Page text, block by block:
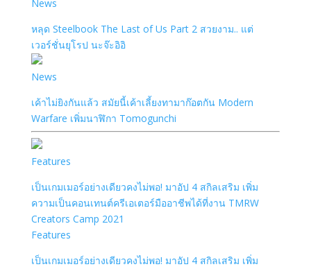
News
หลุด Steelbook The Last of Us Part 2 สวยงาม.. แต่
เวอร์ชั่นยุโรป นะจ๊ะอิอิ
News
เค้าไม่ยิงกันแล้ว สมัยนี้เค้าเลี้ยงทามาก๊อตกัน Modern
Warfare เพิ่มนาฬิกา Tomogunchi
Features
เป็นเกมเมอร์อย่างเดียวคงไม่พอ! มาอัป 4 สกิลเสริม เพิ่ม
ความเป็นคอนเทนต์ครีเอเตอร์มืออาชีพได้ที่งาน TMRW
Creators Camp 2021
Features
เป็นเกมเมอร์อย่างเดียวคงไม่พอ! มาอัป 4 สกิลเสริม เพิ่ม